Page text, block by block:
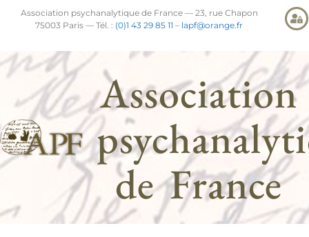
Association psychanalytique de France — 23, rue Chapon
75003 Paris — Tél. : (0)1 43 29 85 11 – lapf@orange.fr
Association
de France